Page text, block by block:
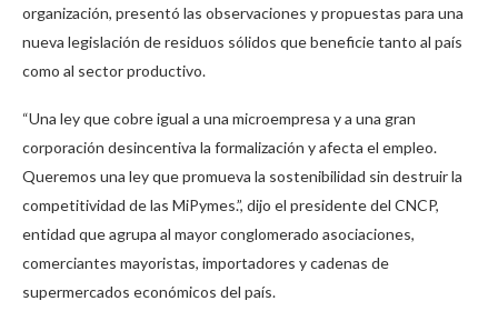
organización, presentó las observaciones y propuestas para una
nueva legislación de residuos sólidos que beneficie tanto al país
como al sector productivo.
“Una ley que cobre igual a una microempresa y a una gran
corporación desincentiva la formalización y afecta el empleo.
Queremos una ley que promueva la sostenibilidad sin destruir la
competitividad de las MiPymes.”, dijo el presidente del CNCP,
entidad que agrupa al mayor conglomerado asociaciones,
comerciantes mayoristas, importadores y cadenas de
supermercados económicos del país.